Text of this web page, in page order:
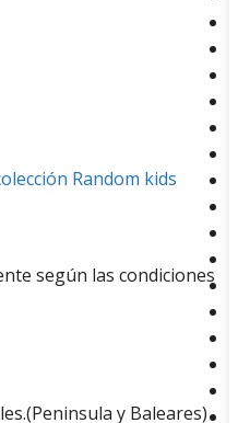
Random kids
según las condiciones
y Baleares)